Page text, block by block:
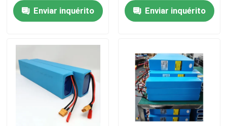
Casa
Produtos
Enviar inquérito
Enviar inquérito